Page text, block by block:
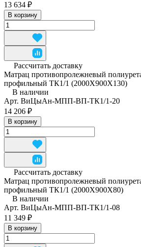
13 634 ₽
В корзину
Рассчитать доставку
Матрац противопролежневый
профильный ТК1/1 (2000Х900Х130)
В наличии
Арт. ВиЦыАн-МПП-ВП-ТК1/1-20
14 206 ₽
В корзину
Рассчитать доставку
Матрац противопролежневый
профильный ТК1/1 (2000Х900Х80)
В наличии
Арт. ВиЦыАн-МПП-ВП-ТК1/1-08
11 349 ₽
В корзину